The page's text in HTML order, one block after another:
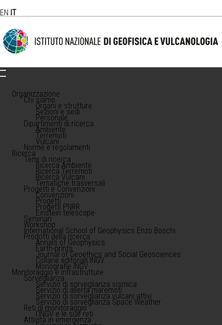
EN IT
Organizzazione
Chi siamo
Organi e strutture
Sezioni e sedi
Personale
Dipartimenti di ricerca
Ambiente
Terremoti
Vulcani
Norme e regolamenti
Ricerca
Temi di ricerca
Ricerca Ambiente
Ricerca Terremoti
Ricerca Vulcani
Tematiche trasversali
Progetti e Convenzioni
Convenzioni
Progetti
Progetti PNRR
Einstein telescope
Seminari
Workshop
International School of Geophysics Enzo Boschi
Prodotti della ricerca
Annals of Geophysics
Earth-prints
Journal of Geoethics and Social Geosciences
Collane editoriali INGV
Monografie INGV
Monitoraggio e infrastrutture
Sorveglianza
Servizio di sorveglianza sismica
Servizio di allerta maremoti
Servizio di sorveglianza vulcani attivi
Servizio di sorveglianza Space Weather
Reti di monitoraggio
l'INGV e le sue reti
Attività in emergenza